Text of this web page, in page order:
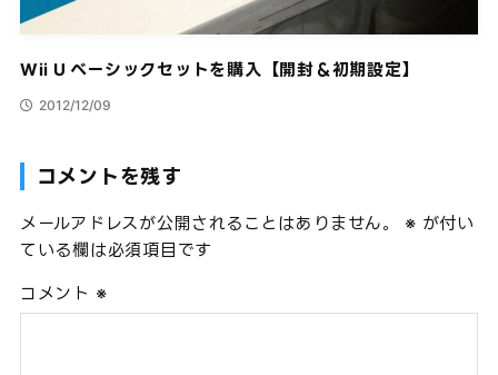
Wii U ベーシックセットを購入【開封＆初期設定】
2012/12/09
コメントを残す
メールアドレスが公開されることはありません。 ※ が付い
ている欄は必須項目です
コメント ※